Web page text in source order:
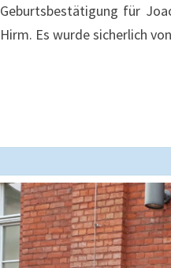
Geburtsbestätigung für
Hirm. Es wurde sicherlich